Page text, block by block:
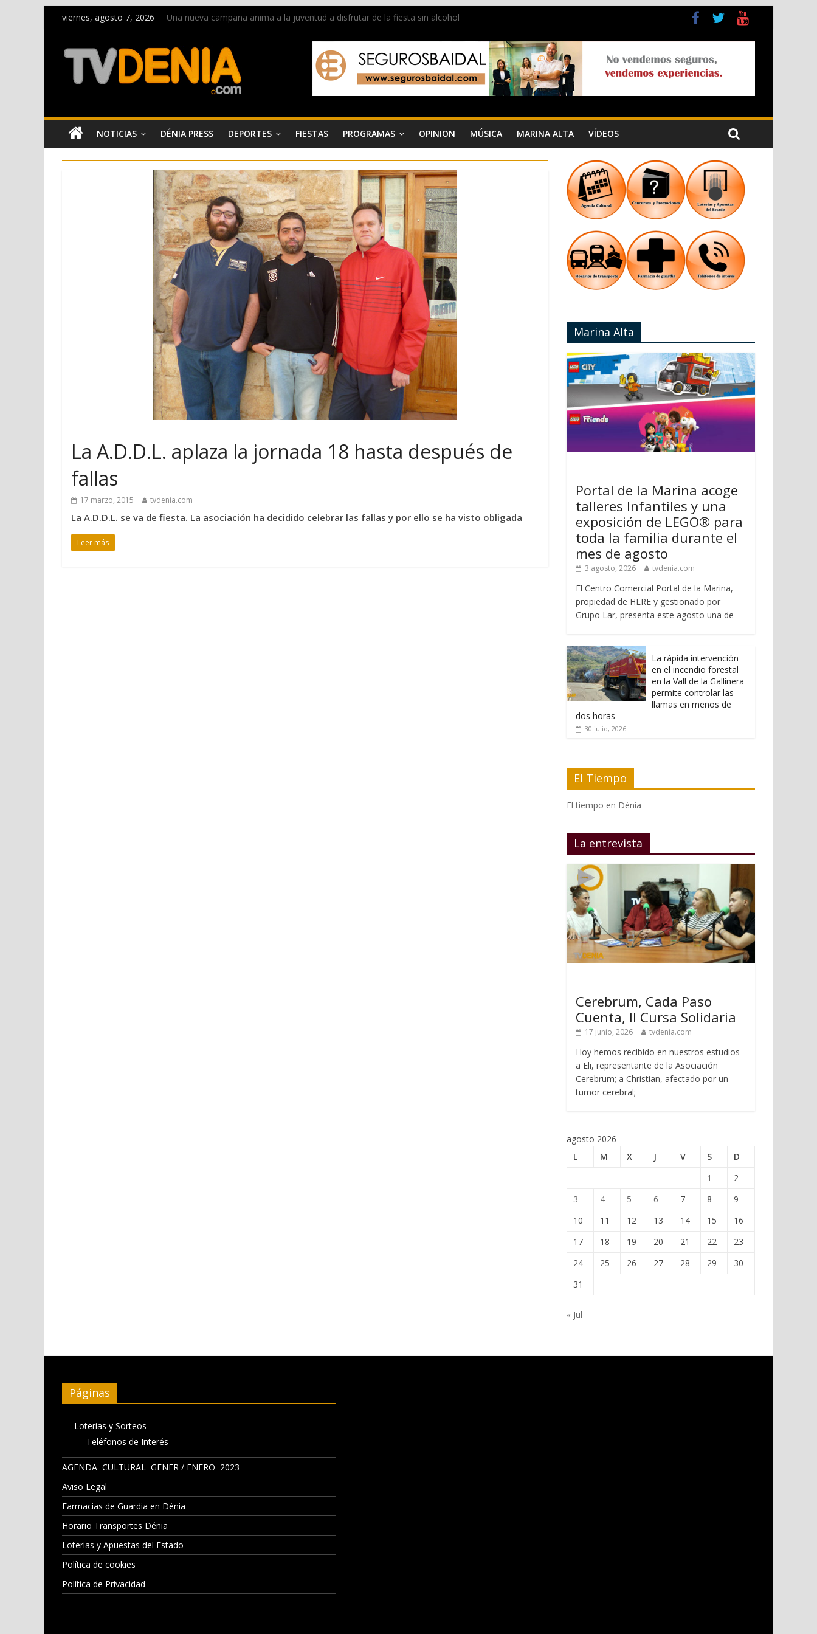
viernes, agosto 7, 2026
Una nueva campaña anima a la juventud a disfrutar de la fiesta sin alcohol
La Entraeta Festera llena de ambiente la calle Marqués de Campo con la recepción a la Capitanía Cristiana
El XII Festival de Jazz de Dénia reunirá durante agosto a figuras nacionales e internacionales en los Jardins de Torrecremada
Los Moros y Cristianos 2026 reciben las llaves de la ciudad y dan inicio a las fiestas en Dénia
NOTICIAS DÉNIA PRESS DEPORTES FIESTAS PROGRAMAS OPINION MÚSICA MARINA ALTA VÍDEOS
La A.D.D.L. aplaza la jornada 18 hasta después de
fallas
17 marzo, 2015 tvdenia.com
La A.D.D.L. se va de fiesta. La asociación ha decidido celebrar las fallas y por ello se ha visto obligada
Leer más
Marina Alta
Portal de la Marina acoge
talleres Infantiles y una
exposición de LEGO® para
toda la familia durante el
mes de agosto
3 agosto, 2026 tvdenia.com
El Centro Comercial Portal de la Marina,
propiedad de HLRE y gestionado por
Grupo Lar, presenta este agosto una de
La rápida intervención
en el incendio forestal
en la Vall de la Gallinera
permite controlar las
llamas en menos de
dos horas
30 julio, 2026
El Tiempo
El tiempo en Dénia
La entrevista
Cerebrum, Cada Paso
Cuenta, II Cursa Solidaria
17 junio, 2026 tvdenia.com
Hoy hemos recibido en nuestros estudios
a Eli, representante de la Asociación
Cerebrum; a Christian, afectado por un
tumor cerebral;
agosto 2026
L
M X J V S
D
1
2
3
4 5 6 7 8
9
10
11 12 13 14 15
16
17
18 19 20 21 22
23
24
25 26 27 28 29
30
31
« Jul
Páginas
Loterias y Sorteos
Teléfonos de Interés
AGENDA CULTURAL GENER / ENERO 2023
Aviso Legal
Farmacias de Guardia en Dénia
Horario Transportes Dénia
Loterias y Apuestas del Estado
Política de cookies
Política de Privacidad